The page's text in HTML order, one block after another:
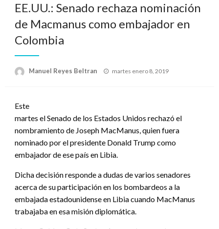
EE.UU.: Senado rechaza nominación
de Macmanus como embajador en
Colombia
Manuel Reyes Beltran
Publicado
martes enero 8, 2019
Este
martes el Senado de los Estados Unidos rechazó el
nombramiento de Joseph MacManus, quien fuera
nominado por el presidente Donald Trump como
embajador de ese país en Libia.
Dicha decisión responde a dudas de varios senadores
acerca de su participación en los bombardeos a la
embajada estadounidense en Libia cuando MacManus
trabajaba en esa misión diplomática.